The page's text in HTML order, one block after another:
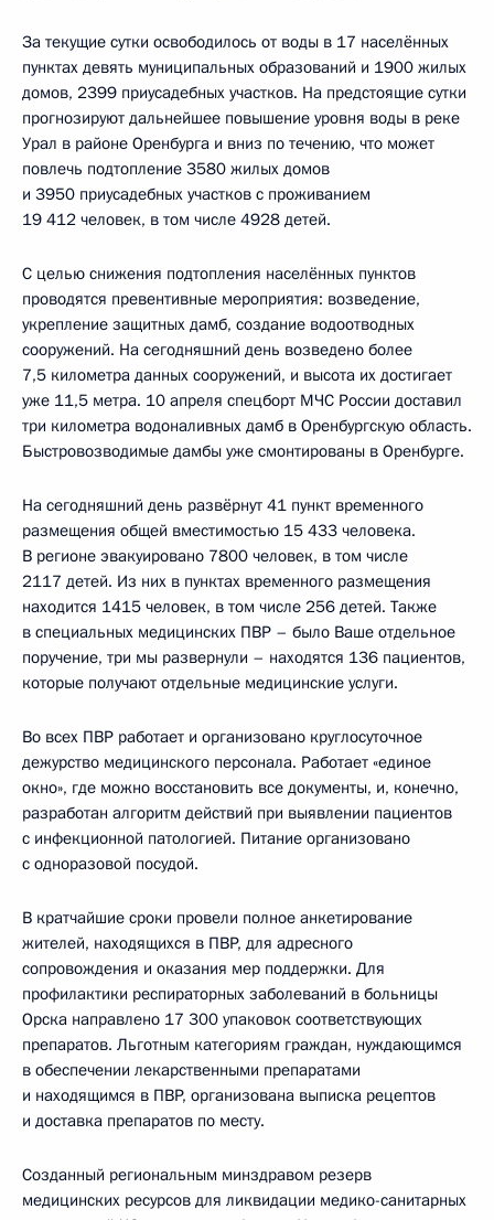
За текущие сутки освободилось от воды в 17 населённых
пунктах девять муниципальных образований и 1900 жилых
домов, 2399 приусадебных участков. На предстоящие сутки
прогнозируют дальнейшее повышение уровня воды в реке
Урал в районе Оренбурга и вниз по течению, что может
повлечь подтопление 3580 жилых домов
и 3950 приусадебных участков с проживанием
19 412 человек, в том числе 4928 детей.
С целью снижения подтопления населённых пунктов
проводятся превентивные мероприятия: возведение,
укрепление защитных дамб, создание водоотводных
сооружений. На сегодняшний день возведено более
7,5 километра данных сооружений, и высота их достигает
уже 11,5 метра. 10 апреля спецборт МЧС России доставил
три километра водоналивных дамб в Оренбургскую область.
Быстровозводимые дамбы уже смонтированы в Оренбурге.
На сегодняшний день развёрнут 41 пункт временного
размещения общей вместимостью 15 433 человека.
В регионе эвакуировано 7800 человек, в том числе
2117 детей. Из них в пунктах временного размещения
находится 1415 человек, в том числе 256 детей. Также
в специальных медицинских ПВР – было Ваше отдельное
поручение, три мы развернули – находятся 136 пациентов,
которые получают отдельные медицинские услуги.
Во всех ПВР работает и организовано круглосуточное
дежурство медицинского персонала. Работает «единое
окно», где можно восстановить все документы, и, конечно,
разработан алгоритм действий при выявлении пациентов
с инфекционной патологией. Питание организовано
с одноразовой посудой.
В кратчайшие сроки провели полное анкетирование
жителей, находящихся в ПВР, для адресного
сопровождения и оказания мер поддержки. Для
профилактики респираторных заболеваний в больницы
Орска направлено 17 300 упаковок соответствующих
препаратов. Льготным категориям граждан, нуждающимся
в обеспечении лекарственными препаратами
и находящимся в ПВР, организована выписка рецептов
и доставка препаратов по месту.
Созданный региональным минздравом резерв
медицинских ресурсов для ликвидации медико-санитарных